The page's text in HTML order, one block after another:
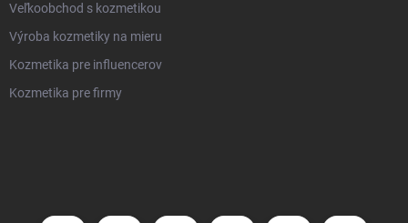
Veľkoobchod s kozmetikou
Výroba kozmetiky na mieru
Kozmetika pre influencerov
Kozmetika pre firmy